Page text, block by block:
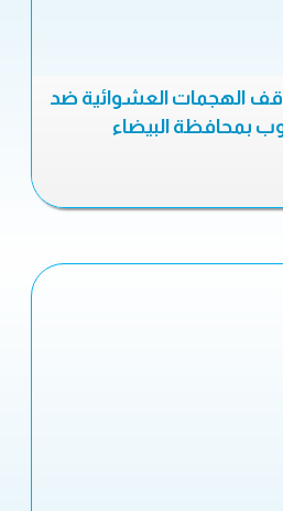
الهجمات العشوائية ضد
بمحافظة البيضاء